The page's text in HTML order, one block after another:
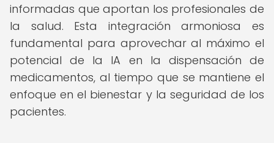
informadas que aportan los profesionales de
la salud. Esta integración armoniosa es
fundamental para aprovechar al máximo el
potencial de la IA en la dispensación de
medicamentos, al tiempo que se mantiene el
enfoque en el bienestar y la seguridad de los
pacientes.